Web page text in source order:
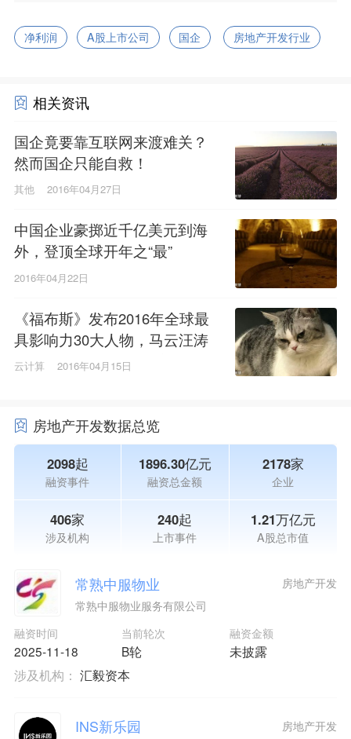
净利润 A股上市公司 国企 房地产开发行业
相关资讯
国企竟要靠互联网来渡难关？
然而国企只能自救！
其他 2016年04月27日
中国企业豪掷近千亿美元到海
外，登顶全球开年之“最”
2016年04月22日
《福布斯》发布2016年全球最
具影响力30大人物，马云汪涛
王健林等4位中国企业家上榜
云计算 2016年04月15日
房地产开发数据总览
2098起
融资事件
1896.30亿元
融资总金额
2178家
企业
406家
涉及机构
240起
上市事件
1.21万亿元
A股总市值
常熟中服物业
常熟中服物业服务有限公司
融资时间
2025-11-18
当前轮次
B轮
融资金额
未披露
房地产开发
涉及机构： 汇毅资本
INS新乐园 房地产开发